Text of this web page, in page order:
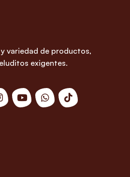
variedad de productos,
exigentes.